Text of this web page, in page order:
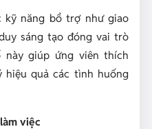
kỹ năng bổ trợ như giao
sáng tạo đóng vai trò
này giúp ứng viên thích
hiệu quả các tình huống
việc